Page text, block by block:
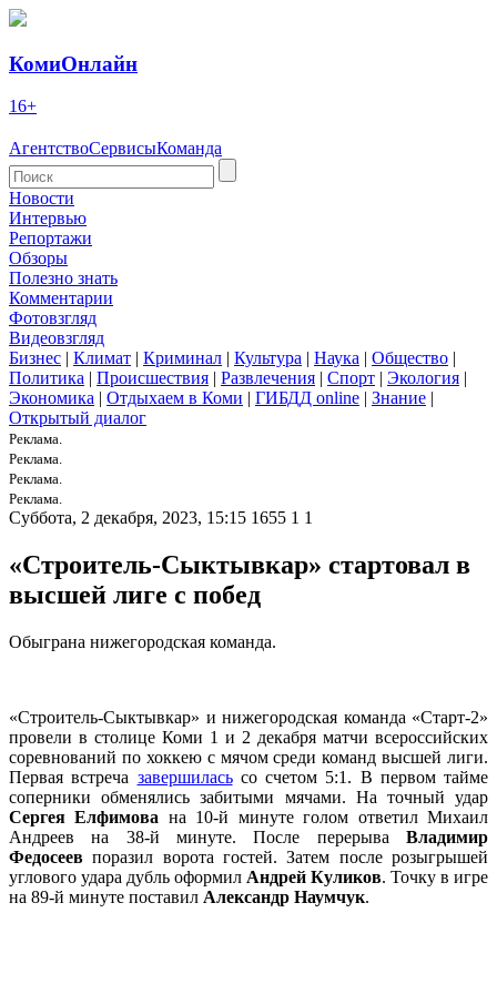
КомиОнлайн
16+
АгентствоСервисыКоманда
Новости
Интервью
Репортажи
Обзоры
Полезно знать
Комментарии
Фотовзгляд
Видеовзгляд
Бизнес | Климат | Криминал | Культура | Наука | Общество |
Политика | Происшествия | Развлечения | Спорт | Экология |
Экономика | Отдыхаем в Коми | ГИБДД online | Знание |
Открытый диалог
Реклама.
Реклама.
Реклама.
Реклама.
Суббота, 2 декабря, 2023, 15:15 1655 1 1
«Строитель-Сыктывкар» стартовал в
высшей лиге с побед
Обыграна нижегородская команда.
«Строитель-Сыктывкар» и нижегородская команда «Старт-2»
провели в столице Коми 1 и 2 декабря матчи всероссийских
соревнований по хоккею с мячом среди команд высшей лиги.
Первая встреча завершиласьсо счетом 5:1. В первом тайме
соперники обменялись забитыми мячами. На точный удар
Сергея Елфимова на 10-й минуте голом ответил Михаил
Андреев на 38-й минуте. После перерыва Владимир
Федосеев поразил ворота гостей. Затем после розыгрышей
углового удара дубль оформил Андрей Куликов. Точку в игре
на 89-й минуте поставил Александр Наумчук.